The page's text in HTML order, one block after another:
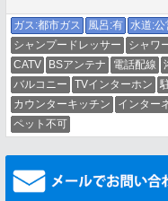
ガス:都市ガス 風呂:有 水道:公
シャンプードレッサー
シャワ
CATV
BSアンテナ 電話配線
バルコニー
TVインターホン
カウンターキッチン
インター
ペット不可